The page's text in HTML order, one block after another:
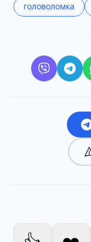
головоломка